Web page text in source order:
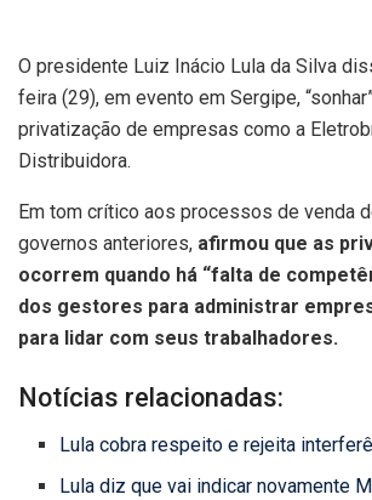
O presidente Luiz Inácio Lula da Silva
feira (29), em evento em Sergipe,
privatização de empresas como a
Distribuidora.
Em tom crítico aos processos de venda
governos anteriores, afirmou que as
ocorrem quando há “falta de
dos gestores para administrar
para lidar com seus trabalhadores.
Notícias relacionadas:
Lula cobra respeito e rejeita
Lula diz que vai indicar novamente